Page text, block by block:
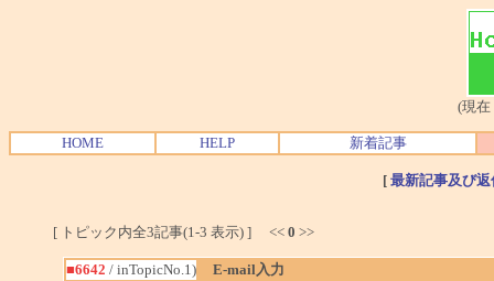
(現在
HOME HELP 新着記事
[ 最新記事及び
[ トピック内全3記事(1-3 表示) ] << 0 >>
■6642 / inTopicNo.1) E-mail入力